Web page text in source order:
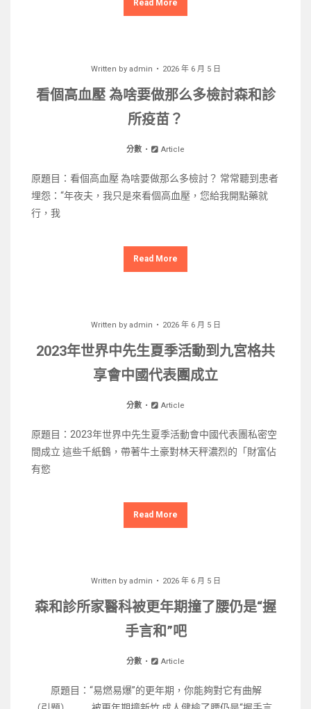
Read More
Written by admin 2026 年 6 月 5 日
看個高血壓 為啥要做那么多檢討森和診
所疫苗？
分數 Article
原題目：看個高血壓 為啥要做那么多檢討？ 常常聽到患者
埋怨：“年夜夫，我只是來看個高血壓，您給我開點藥就
行，我
Read More
Written by admin 2026 年 6 月 5 日
2023年世界中先生夏季活動到九宮格共
享會中國代表團成立
分數 Article
原題目：2023年世界中先生夏季活動會中國代表團私密空
間成立 這些千紙鶴，帶著牛土豪對林天秤濃烈的「財富佔
有慾
Read More
Written by admin 2026 年 6 月 5 日
森和診所家醫科被更年期撞了腰仍是“握
手言和”吧
分數 Article
原題目：“易燃易爆”的更年期，你能夠對它有曲解